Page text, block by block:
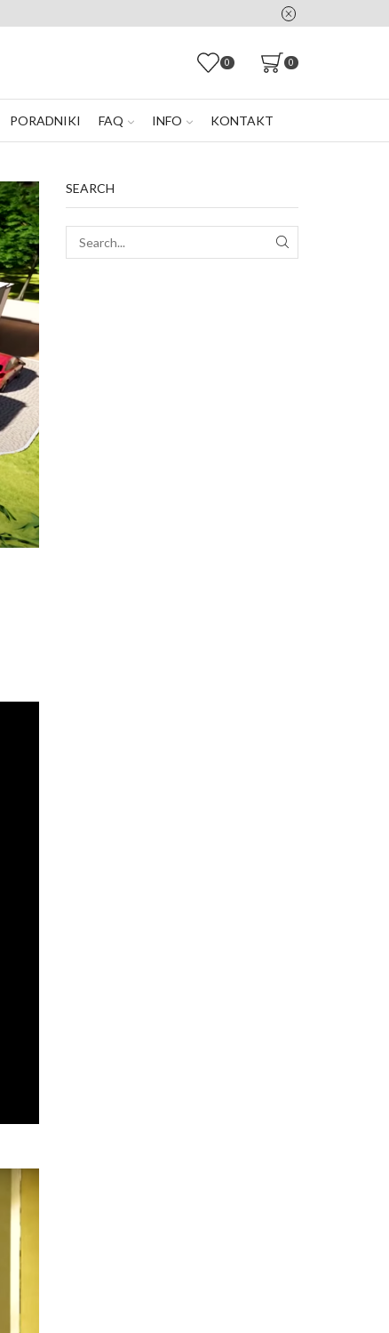
0 0
PORADNIKI FAQ INFO KONTAKT
SEARCH
SEARCH